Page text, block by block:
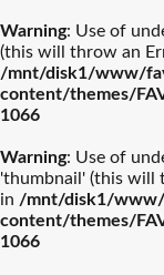
Warning: Use of
(this will throw an
/mnt/disk1/www/
content/themes/
1066
Warning: Use of
'thumbnail' (this will
in /mnt/disk1/
content/themes/
1066